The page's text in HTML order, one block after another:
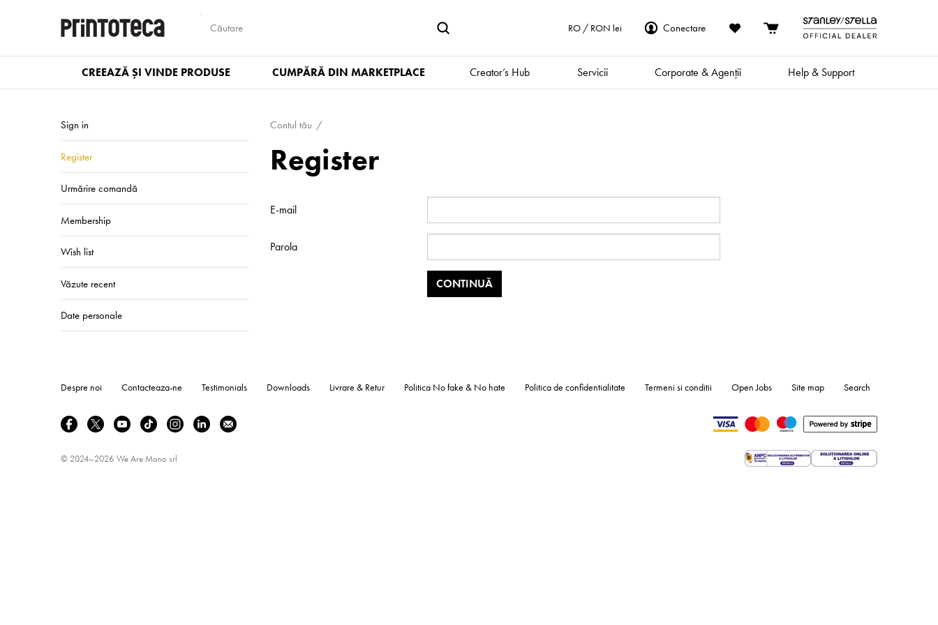
RO / RON lei Conectare
CREEAZĂ ȘI VINDE PRODUSE CUMPĂRĂ DIN MARKETPLACE Creator’s Hub Servicii Corporate & Agenții Help & Support
Sign in
Register
Urmărire comandă
Membership
Wish list
Văzute recent
Date personale
Contul tău
Register
E-mail
Parola
Despre noi Contacteaza-ne Testimonials Downloads Livrare & Retur Politica No fake & No hate Politica de confidentialitate Termeni si conditii Open Jobs Site map Search
© 2024–2026 We Are Mono srl